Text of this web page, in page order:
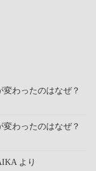
わったのはなぜ？
わったのはなぜ？
より